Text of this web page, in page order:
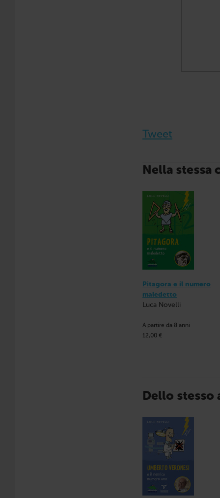
Tweet
Nella stessa
Pitagora e il numero
maledetto
Luca Novelli
A partire da 8 anni
12,00 €
Dello stesso